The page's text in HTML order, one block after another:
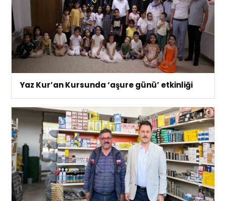
Yaz Kur’an Kursunda ‘aşure günü’ etkinliği